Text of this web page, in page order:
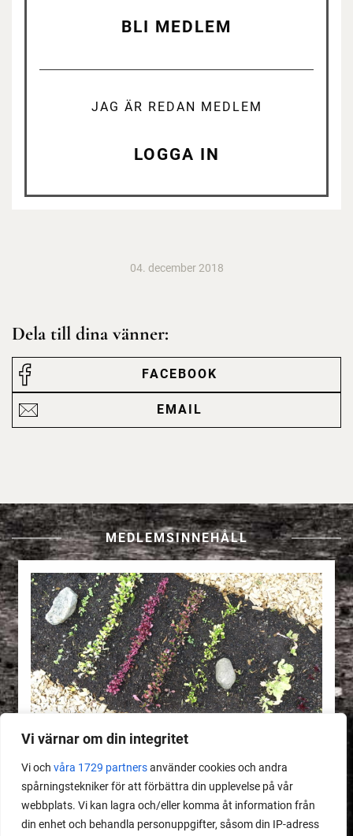
Vi värnar om din integritet
Vi och våra 1729 partnersanvänder cookies och andra
spårningstekniker för att förbättra din upplevelse på vår
webbplats. Vi kan lagra och/eller komma åt information från
din enhet och behandla personuppgifter, såsom din IP-adress
BLI MEDLEM
JAG ÄR REDAN MEDLEM
LOGGA IN
04. december 2018
Dela till dina vänner:
FACEBOOK
EMAIL
MEDLEMSINNEHÅLL
MEDLEMSINNEHÅLL